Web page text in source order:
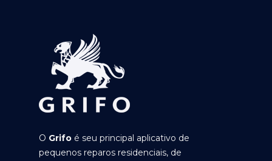
O Grifo é seu principal aplicativo de
pequenos reparos residenciais, de